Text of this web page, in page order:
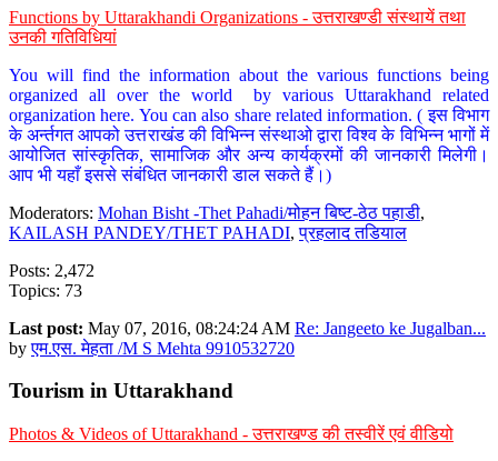
Functions by Uttarakhandi Organizations - उत्तराखण्डी संस्थायें तथा
उनकी गतिविधियां
You will find the information about the various functions being
organized all over the world by various Uttarakhand related
organization here. You can also share related information. ( इस विभाग
के अर्न्तगत आपको उत्तराखंड की विभिन्न संस्थाओ द्वारा विश्व के विभिन्न भागों में
आयोजित सांस्कृतिक, सामाजिक और अन्य कार्यक्रमों की जानकारी मिलेगी।
आप भी यहाँ इससे संबंधित जानकारी डाल सकते हैं।)
Moderators: Mohan Bisht -Thet Pahadi/मोहन बिष्ट-ठेठ पहाडी,
KAILASH PANDEY/THET PAHADI,प्रहलाद तडियाल
Posts: 2,472
Topics: 73
Last post: May 07, 2016, 08:24:24 AM Re: Jangeeto ke Jugalban...
byएम.एस. मेहता /M S Mehta 9910532720
Tourism in Uttarakhand
Photos & Videos of Uttarakhand - उत्तराखण्ड की तस्वीरें एवं वीडियो